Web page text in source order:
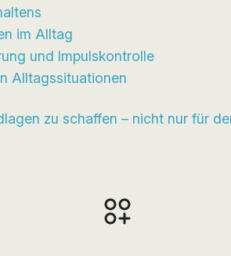
im Alltag
und Impulskontrolle
Alltagssituationen
zu schaffen – nicht nur für